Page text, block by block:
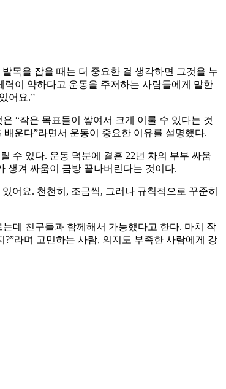
목을 잡을 때는 더 중요한 걸 생각하면 그것을 누
이 약하다고 운동을 주저하는 사람들에게 말한
어요.”
“작은 목표들이 쌓여서 크게 이룰 수 있다는 것
운다”라면서 운동이 중요한 이유를 설명했다.
수 있다. 운동 덕분에 결혼 22년 차의 부부 싸움
생겨 싸움이 금방 끝나버린다는 것이다.
어요. 천천히, 조금씩, 그러나 규칙적으로 꾸준히
데 친구들과 함께해서 가능했다고 한다. 마치 작
라며 고민하는 사람, 의지도 부족한 사람에게 강